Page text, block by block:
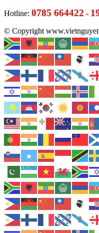
Hotline: 0785 664422 -
© Copyright